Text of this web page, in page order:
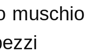
muschio